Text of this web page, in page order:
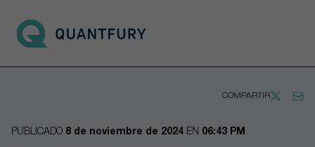
Go to main page
COMPARTIR
PUBLICADO 8 de noviembre de 2024 EN 06:43 PM